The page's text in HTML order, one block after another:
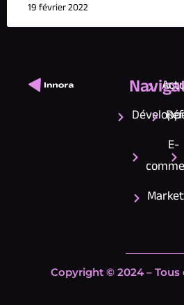
19 février 2022
E-
Copyright © 2024 – Tous